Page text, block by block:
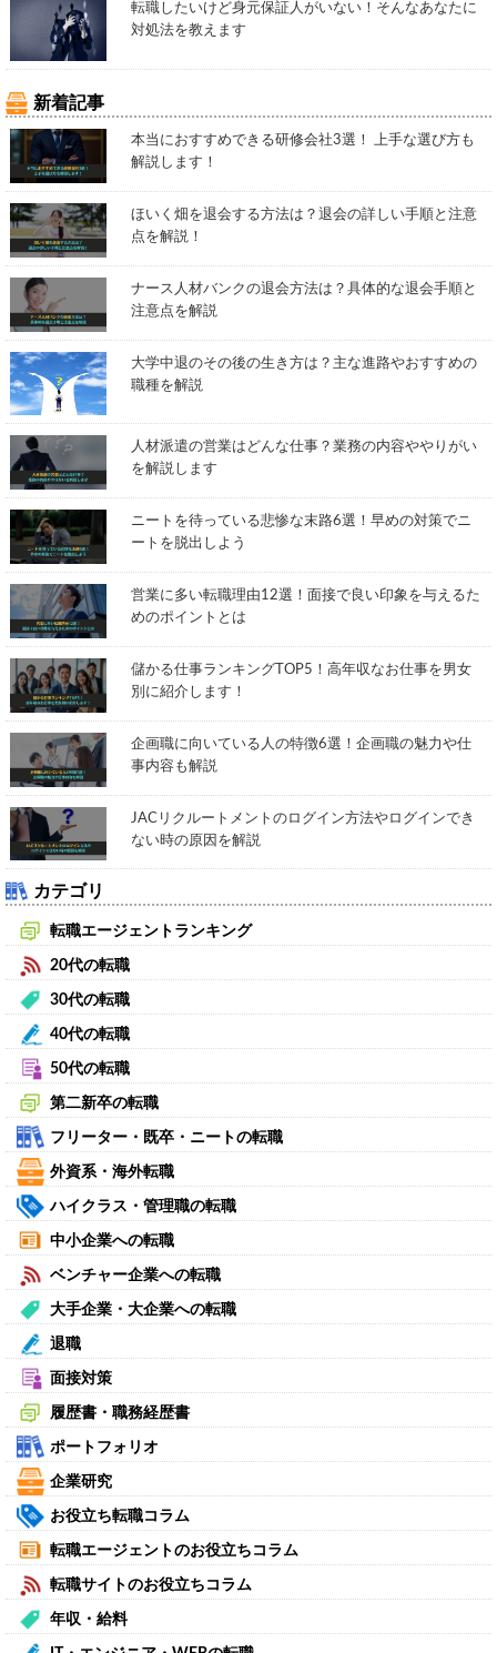
転職したいけど身元保証人がいない！そんなあなたに
対処法を教えます
新着記事
本当におすすめできる研修会社3選！ 上手な選び方も
解説します！
ほいく畑を退会する方法は？退会の詳しい手順と注意
点を解説！
ナース人材バンクの退会方法は？具体的な退会手順と
注意点を解説
大学中退のその後の生き方は？主な進路やおすすめの
職種を解説
人材派遣の営業はどんな仕事？業務の内容ややりがい
を解説します
ニートを待っている悲惨な末路6選！早めの対策でニ
ートを脱出しよう
営業に多い転職理由12選！面接で良い印象を与えるた
めのポイントとは
儲かる仕事ランキングTOP5！高年収なお仕事を男女
別に紹介します！
企画職に向いている人の特徴6選！企画職の魅力や仕
事内容も解説
JACリクルートメントのログイン方法やログインでき
ない時の原因を解説
カテゴリ
転職エージェントランキング
20代の転職
30代の転職
40代の転職
50代の転職
第二新卒の転職
フリーター・既卒・ニートの転職
外資系・海外転職
ハイクラス・管理職の転職
中小企業への転職
ベンチャー企業への転職
大手企業・大企業への転職
退職
面接対策
履歴書・職務経歴書
ポートフォリオ
企業研究
お役立ち転職コラム
転職エージェントのお役立ちコラム
転職サイトのお役立ちコラム
年収・給料